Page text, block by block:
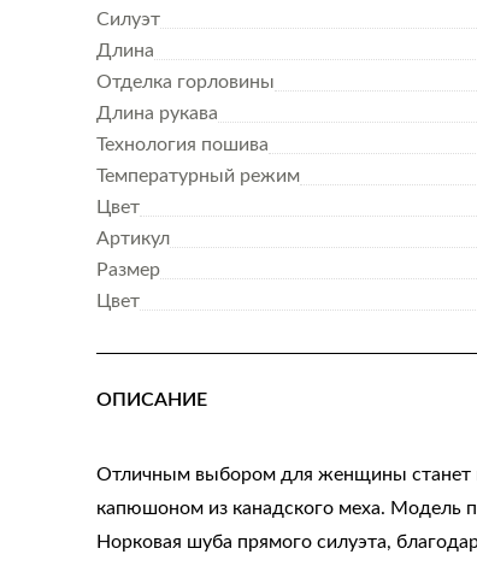
Силуэт
Длина
Отделка горловины
Длина рукава
Технология пошива
Температурный режим
Цвет
Артикул
Размер
Цвет
ОПИСАНИЕ
Отличным выбором для женщины станет
капюшоном из канадского меха. Модель
Норковая шуба прямого силуэта,